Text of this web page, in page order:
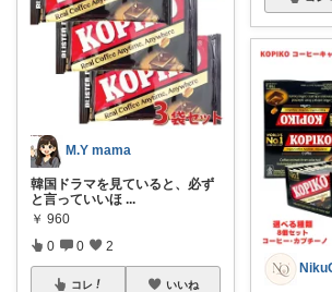
M.Y mama
韓国ドラマを見ていると、必ず
と言っていいほ ...
￥ 960
0 0 2
コレ いいね